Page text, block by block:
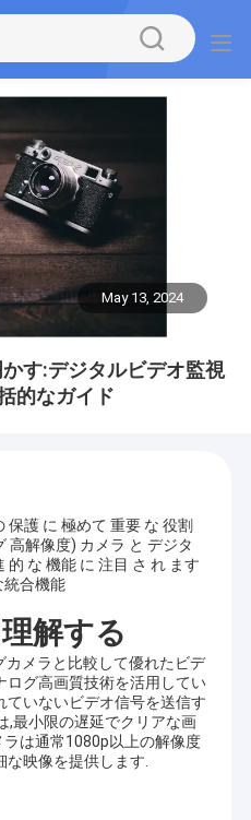
May 13, 2024
す:デジタルビデオ監視
的なガイド
保護 に 極めて 重要 な 役割
高解像度) カメラ と デジタ
的 な 機能 に 注目 さ れ ます
統合機能
解する
カメラと比較して優れたビデ
ログ高画質技術を活用してい
ていないビデオ信号を送信す
,最小限の遅延でクリアな画
は通常1080p以上の解像度
な映像を提供します.